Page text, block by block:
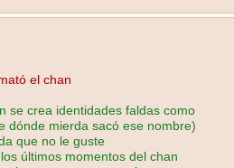
el chan
se crea identidades faldas como
dónde mierda sacó ese nombre)
que no le guste
últimos momentos del chan